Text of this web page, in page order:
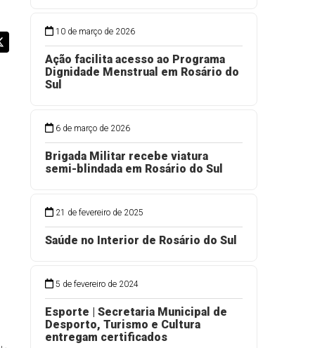
10 de março de 2026
Ação facilita acesso ao Programa
Dignidade Menstrual em Rosário do
Sul
6 de março de 2026
Brigada Militar recebe viatura
semi-blindada em Rosário do Sul
21 de fevereiro de 2025
Saúde no Interior de Rosário do Sul
5 de fevereiro de 2024
Esporte | Secretaria Municipal de
Desporto, Turismo e Cultura
entregam certificados